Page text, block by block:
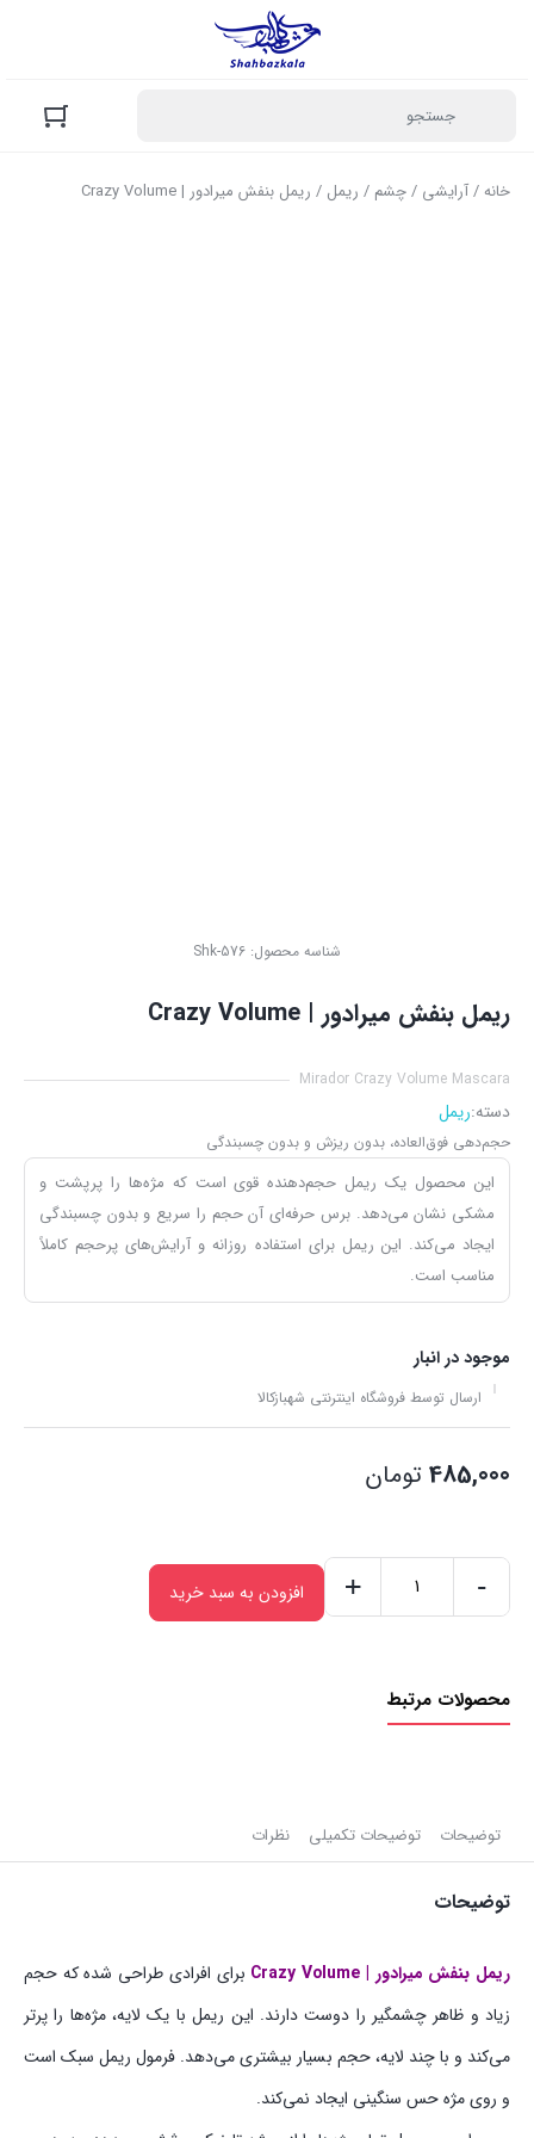
خانه/آرایشی /چشم / ریمل / ریمل بنفش میرادور | Crazy Volume
شناسه محصول: Shk-576
ریمل بنفش میرادور | Crazy Volume
Mirador Crazy Volume Mascara
دسته:ریمل
حجم‌دهی فوق‌العاده، بدون ریزش و بدون چسبندگی
این محصول یک ریمل حجم‌دهنده قوی است که مژه‌ها را پرپشت و
مشکی نشان می‌دهد. برس حرفه‌ای آن حجم را سریع و بدون چسبندگی
ایجاد می‌کند. این ریمل برای استفاده روزانه و آرایش‌های پرحجم کاملاً
مناسب است.
موجود در انبار
ارسال توسط فروشگاه اینترنتی شهبازکالا
485,000 تومان
|
-
+ افزودن به سبد خرید
محصولات مرتبط
توضیحات توضیحات تکمیلی نظرات
توضیحات
ریمل بنفش میرادور | Crazy Volume
برای افرادی طراحی شده که حجم
زیاد و ظاهر چشمگیر را دوست دارند. این ریمل با یک لایه، مژه‌ها را پرتر
می‌کند و با چند لایه، حجم بسیار بیشتری می‌دهد. فرمول ریمل سبک است
و روی مژه حس سنگینی ایجاد نمی‌کند.